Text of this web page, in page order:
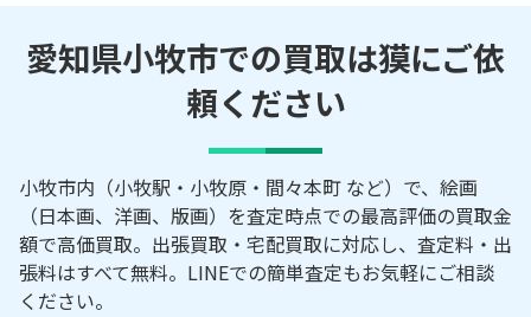
愛知県小牧市での買取は獏にご依
頼ください
小牧市内（小牧駅・小牧原・間々本町 など）で、絵画
（日本画、洋画、版画）を査定時点での最高評価の買取金
額で高価買取。出張買取・宅配買取に対応し、査定料・出
張料はすべて無料。LINEでの簡単査定もお気軽にご相談
ください。